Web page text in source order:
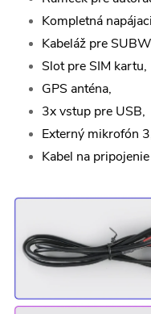
Kompletná
Kabeláž pre
Slot pre SIM kartu,
GPS anténa,
3x vstup pre USB,
Externý mikrofón
Kabel na